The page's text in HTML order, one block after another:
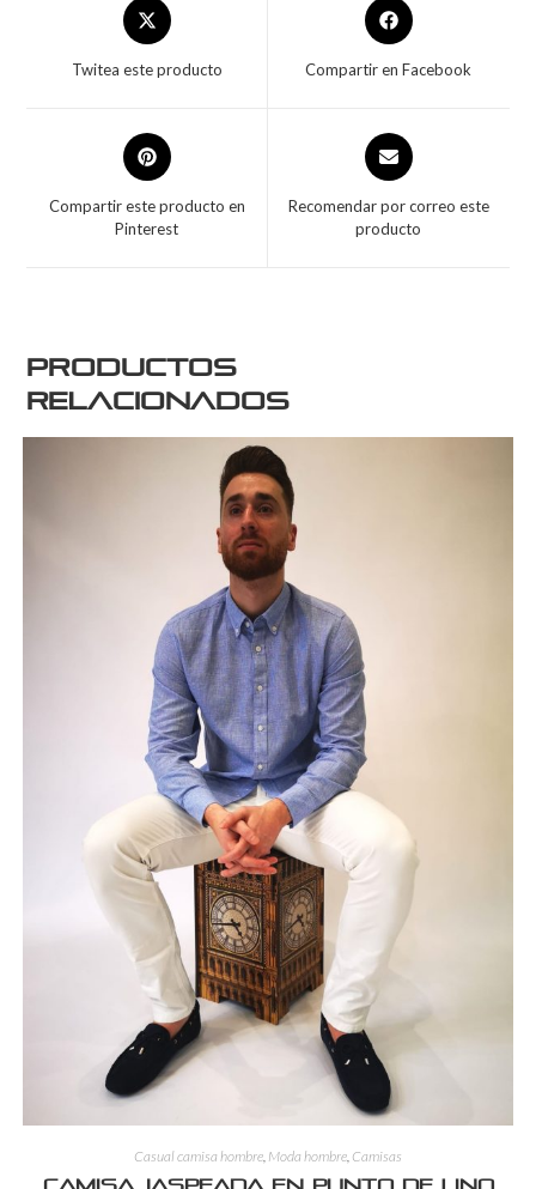
Twitea este producto Compartir en Facebook
Compartir este producto en
Pinterest
Recomendar por correo este
producto
Productos
relacionados
Casual camisa hombre, Moda hombre, Camisas